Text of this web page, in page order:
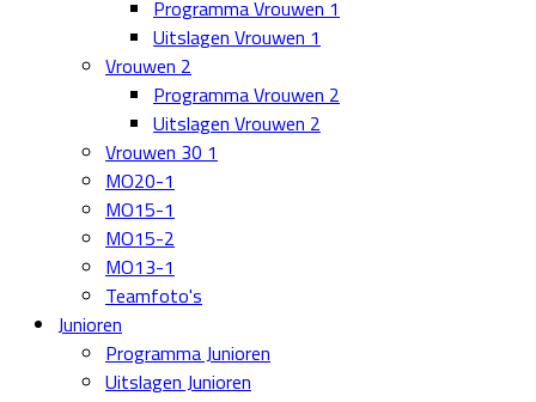
Programma Vrouwen 1
Uitslagen Vrouwen 1
Vrouwen 2
Programma Vrouwen 2
Uitslagen Vrouwen 2
Vrouwen 30 1
MO20-1
MO15-1
MO15-2
MO13-1
Teamfoto's
Junioren
Programma Junioren
Uitslagen Junioren